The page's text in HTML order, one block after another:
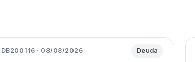
DB200116 · 08/08/2026 Deuda